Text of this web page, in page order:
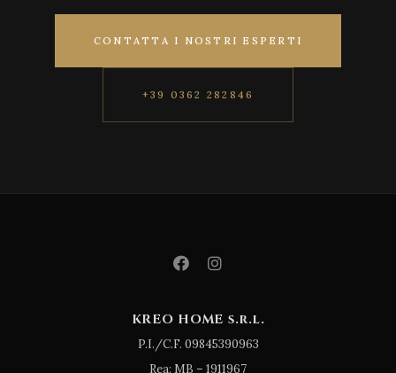
CONTATTA I NOSTRI ESPERTI
+39 0362 282846
KREO HOME s.r.l.
P.I./C.F. 09845390963
Rea: MB – 1911967